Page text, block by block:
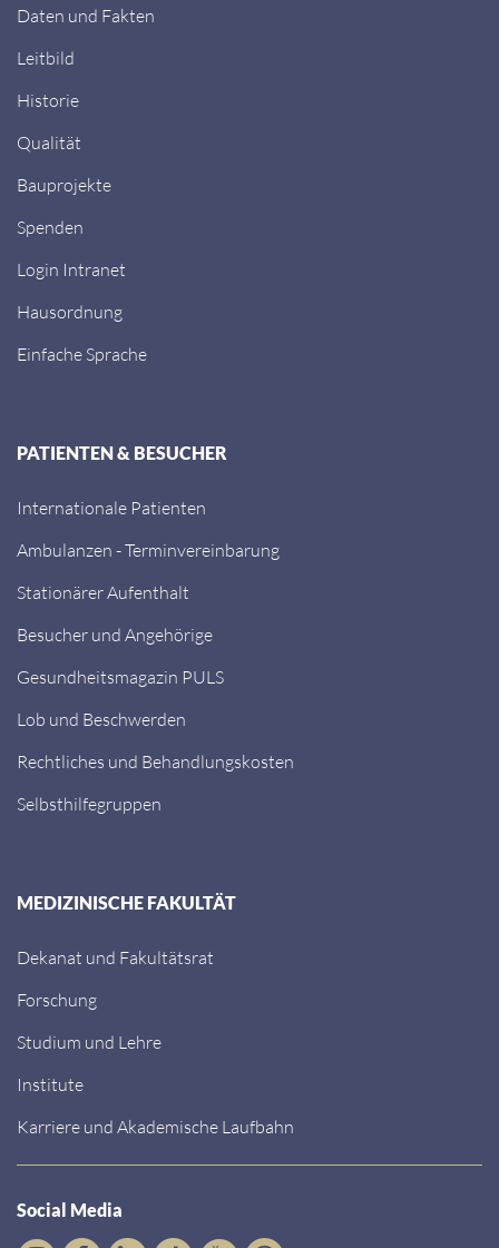
Daten und Fakten
Leitbild
Historie
Qualität
Bauprojekte
Spenden
Login Intranet
Hausordnung
Einfache Sprache
PATIENTEN & BESUCHER
Internationale Patienten
Ambulanzen - Terminvereinbarung
Stationärer Aufenthalt
Besucher und Angehörige
Gesundheitsmagazin PULS
Lob und Beschwerden
Rechtliches und Behandlungskosten
Selbsthilfegruppen
MEDIZINISCHE FAKULTÄT
Dekanat und Fakultätsrat
Forschung
Studium und Lehre
Institute
Karriere und Akademische Laufbahn
Social Media